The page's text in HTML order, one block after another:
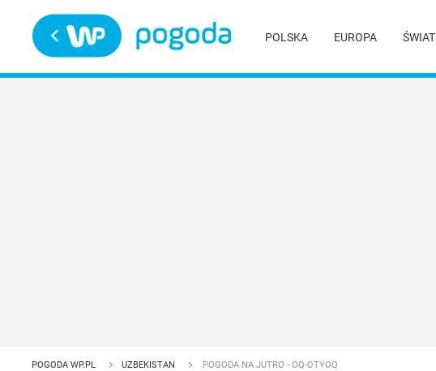
POLSKA EUROPA ŚWIAT
POGODA WP.PL UZBEKISTAN POGODA NA JUTRO - OQ-OTYOQ